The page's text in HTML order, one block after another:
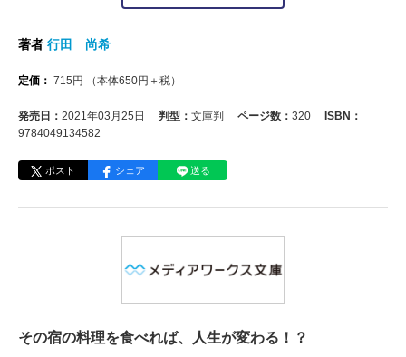
著者 行田 尚希
定価： 715 円 （本体650円＋税）
発売日： 2021年03月25日 判型： 文庫判 ページ数： 320
ISBN：
9784049134582
ポスト シェア 送る
その宿の料理を食べれば、人生が変わる！？